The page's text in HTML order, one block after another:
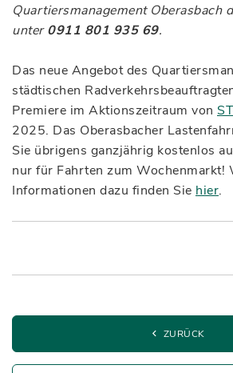
Quartiersmanagement Oberasbach
unter0911 801 935 69.
Das neue Angebot des
städtischen
Premiere im Aktionszeitraum von
2025. Das Oberasbacher
Sie übrigens ganzjährig kostenlos
nur für Fahrten zum Wochenmarkt!
Informationen dazu finden Sie hier.
ZURÜCK